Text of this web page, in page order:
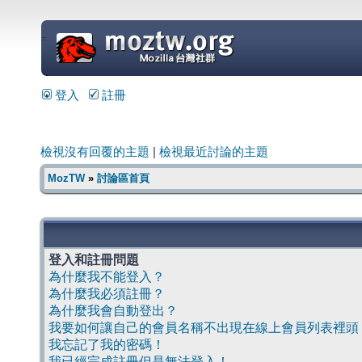
=
登入 註冊
檢視沒有回覆的主題 檢視最近討論的主題
MozTW» 討論區首頁
登入和註冊問題
為什麼我不能登入？
為什麼我必須註冊？
為什麼我會自動登出？
我要如何讓自己的會員名稱不出現在線上會員列表裡頭
我忘記了我的密碼！